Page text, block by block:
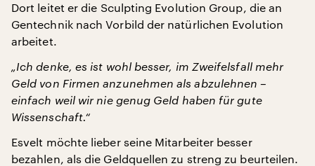
Dort leitet er die Sculpting Evolution Group, die an
Gentechnik nach Vorbild der natürlichen Evolution
arbeitet.
„Ich denke, es ist wohl besser, im Zweifelsfall mehr
Geld von Firmen anzunehmen als abzulehnen –
einfach weil wir nie genug Geld haben für gute
Wissenschaft.“
Esvelt möchte lieber seine Mitarbeiter besser
bezahlen, als die Geldquellen zu streng zu beurteilen.